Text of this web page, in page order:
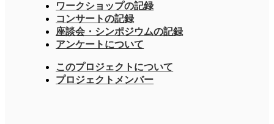
ワークショップの記録
コンサートの記録
座談会・シンポジウムの記録
アンケートについて
このプロジェクトについて
プロジェクトメンバー